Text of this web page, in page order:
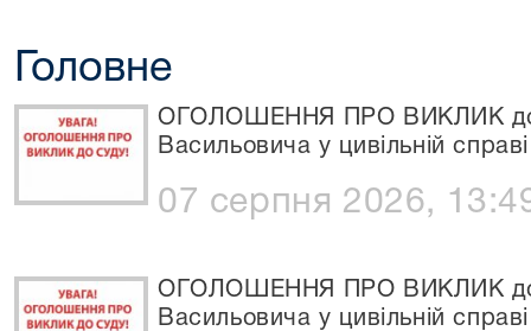
Головне
ОГОЛОШЕННЯ ПРО ВИКЛИК до
Васильовича у цивільній
07 серпня 2026,
ОГОЛОШЕННЯ ПРО ВИКЛИК до
Васильовича у цивільній